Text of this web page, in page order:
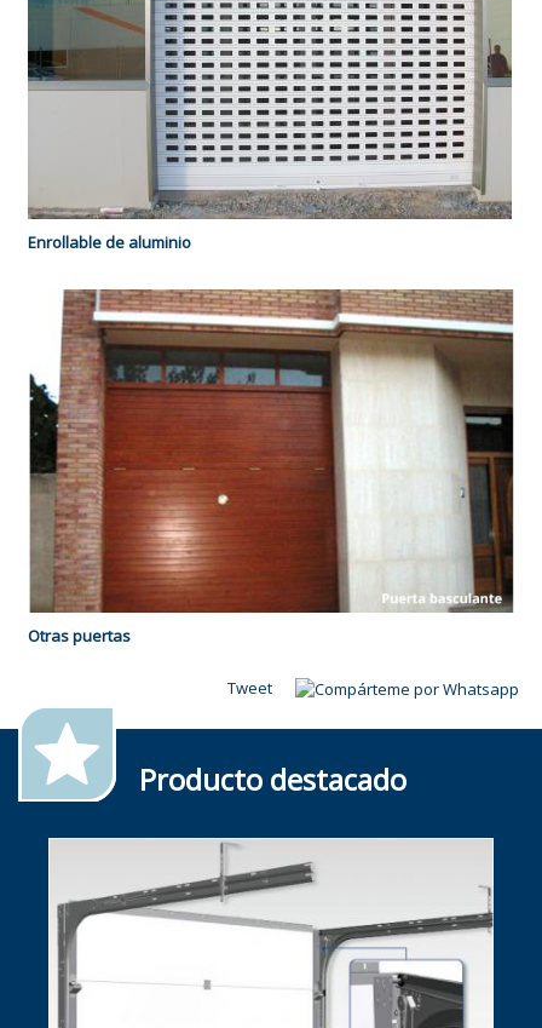
Enrollable de aluminio
Otras puertas
Tweet
Producto destacado